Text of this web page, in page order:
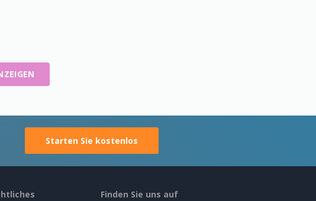
Starten Sie kostenlos
Finden Sie uns auf